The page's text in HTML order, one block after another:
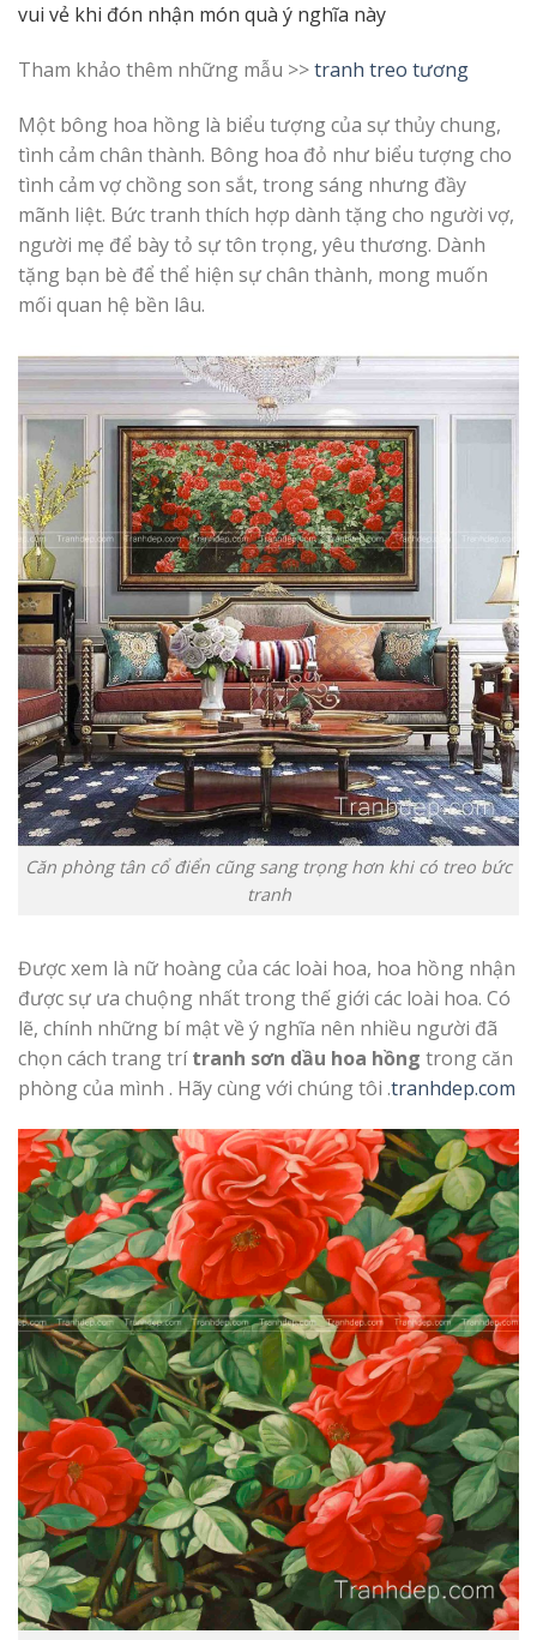
vui vẻ khi đón nhận món quà ý nghĩa này
Tham khảo thêm những mẫu >>tranh treo tương
Một bông hoa hồng là biểu tượng của sự thủy chung,
tình cảm chân thành. Bông hoa đỏ như biểu tượng cho
tình cảm vợ chồng son sắt, trong sáng nhưng đầy
mãnh liệt. Bức tranh thích hợp dành tặng cho người vợ,
người mẹ để bày tỏ sự tôn trọng, yêu thương. Dành
tặng bạn bè để thể hiện sự chân thành, mong muốn
mối quan hệ bền lâu.
Căn phòng tân cổ điển cũng sang trọng hơn khi có treo bức
tranh
Được xem là nữ hoàng của các loài hoa, hoa hồng nhận
được sự ưa chuộng nhất trong thế giới các loài hoa. Có
lẽ, chính những bí mật về ý nghĩa nên nhiều người đã
chọn cách trang trítranh sơn dầu hoa hồng trong căn
phòng của mình . Hãy cùng với chúng tôi .tranhdep.com